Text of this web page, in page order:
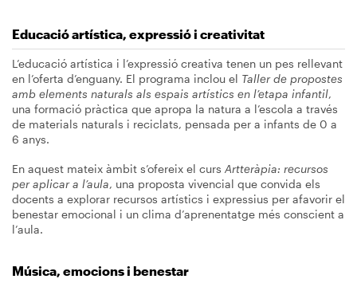
Educació artística, expressió i creativitat
L’educació artística i l’expressió creativa tenen un pes rellevant
en l’oferta d’enguany. El programa inclou el Taller de propostes
amb elements naturals als espais artístics en l’etapa infantil,
una formació pràctica que apropa la natura a l’escola a través
de materials naturals i reciclats, pensada per a infants de 0 a
6 anys.
En aquest mateix àmbit s’ofereix el curs Artteràpia: recursos
per aplicar a l’aula, una proposta vivencial que convida els
docents a explorar recursos artístics i expressius per afavorir el
benestar emocional i un clima d’aprenentatge més conscient a
l’aula.
Música, emocions i benestar